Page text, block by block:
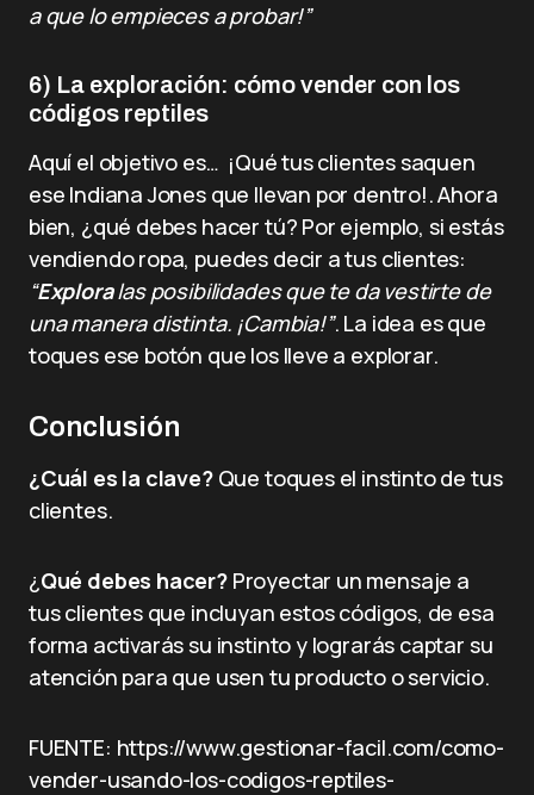
a que lo empieces a probar!”
6) La exploración: cómo vender con los
códigos reptiles
Aquí el objetivo es… ¡Qué tus clientes saquen
ese Indiana Jones que llevan por dentro!. Ahora
bien, ¿qué debes hacer tú? Por ejemplo, si estás
vendiendo ropa, puedes decir a tus clientes:
“Exploralas posibilidades que te da vestirte de
una manera distinta. ¡Cambia!”. La idea es que
toques ese botón que los lleve a explorar.
Conclusión
¿Cuál es la clave?Que toques el instinto de tus
clientes.
¿Qué debes hacer?Proyectar un mensaje a
tus clientes que incluyan estos códigos, de esa
forma activarás su instinto y lograrás captar su
atención para que usen tu producto o servicio.
FUENTE: https://www.gestionar-facil.com/como-
vender-usando-los-codigos-reptiles-